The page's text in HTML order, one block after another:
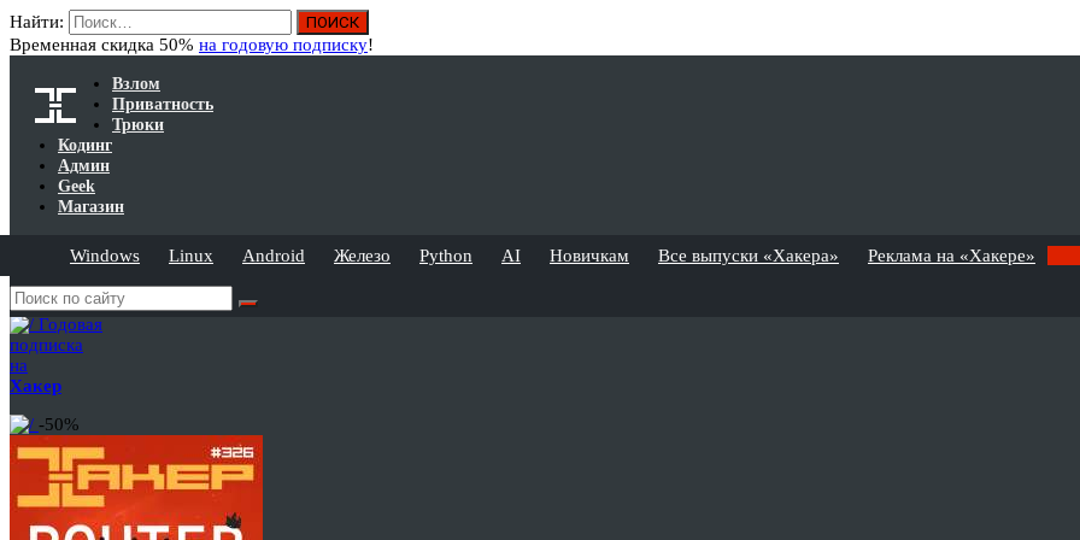
Найти:
Временная скидка 50% на годовую подписку!
Взлом
Приватность
Трюки
Кодинг
Админ
Geek
Магазин
Windows Linux Android Железо Python AI Новичкам Все выпуски «Хакера» Реклама на «Хакере»
Годовая
подписка
на
Хакер
-50%